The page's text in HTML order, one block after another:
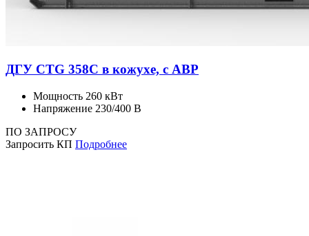
ДГУ CTG 358C в кожухе, с АВР
Мощность 260 кВт
Напряжение 230/400 В
ПО ЗАПРОСУ
Запросить КП Подробнее